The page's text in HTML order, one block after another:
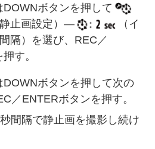
ボタンを押して
静止画設定）―
（イ
隔）を選び、REC／
す。
DOWNボタンを押して次の
／ENTERボタンを押す。
間隔で静止画を撮影し続け